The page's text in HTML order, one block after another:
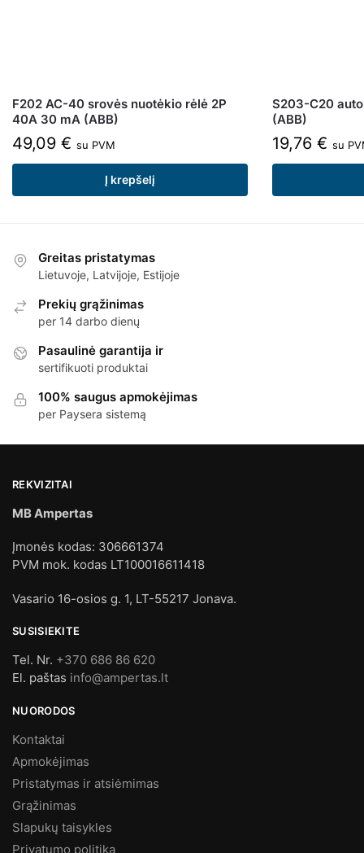
F202 AC-40 srovės nuotėkio rėlė 2P
40A 30 mA (ABB)
49,09 € su PVM
Į krepšelį
S203-C20
(ABB)
19,76 € su
Greitas pristatymas
Lietuvoje, Latvijoje, Estijoje
Prekių grąžinimas
per 14 darbo dienų
Pasaulinė garantija ir
sertifikuoti produktai
100% saugus apmokėjimas
per Paysera sistemą
REKVIZITAI
MB Ampertas
Įmonės kodas: 306661374
PVM mok. kodas LT100016611418
Vasario 16-osios g. 1, LT-55217 Jonava.
SUSISIEKITE
Tel. Nr. +370 686 86 620
El. paštas info@ampertas.lt
NUORODOS
Kontaktai
Apmokėjimas
Pristatymas ir atsiėmimas
Grąžinimas
Slapukų taisykles
Privatumo politika